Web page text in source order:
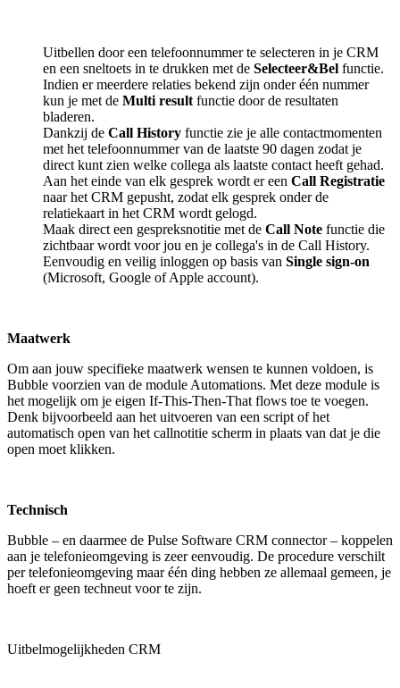
Uitbellen door een telefoonnummer te selecteren in je CRM
en een sneltoets in te drukken met de Selecteer&Bel functie.
Indien er meerdere relaties bekend zijn onder één nummer
kun je met de Multi result functie door de resultaten
bladeren.
Dankzij de Call History functie zie je alle contactmomenten
met het telefoonnummer van de laatste 90 dagen zodat je
direct kunt zien welke collega als laatste contact heeft gehad.
Aan het einde van elk gesprek wordt er een Call Registratie
naar het CRM gepusht, zodat elk gesprek onder de
relatiekaart in het CRM wordt gelogd.
Maak direct een gespreksnotitie met de Call Note functie die
zichtbaar wordt voor jou en je collega's in de Call History.
Eenvoudig en veilig inloggen op basis van Single sign-on
(Microsoft, Google of Apple account).
Maatwerk
Om aan jouw specifieke maatwerk wensen te kunnen voldoen, is
Bubble voorzien van de module Automations. Met deze module is
het mogelijk om je eigen If-This-Then-That flows toe te voegen.
Denk bijvoorbeeld aan het uitvoeren van een script of het
automatisch open van het callnotitie scherm in plaats van dat je die
open moet klikken.
Technisch
Bubble – en daarmee de Pulse Software CRM connector – koppelen
aan je telefonieomgeving is zeer eenvoudig. De procedure verschilt
per telefonieomgeving maar één ding hebben ze allemaal gemeen, je
hoeft er geen techneut voor te zijn.
Uitbelmogelijkheden CRM